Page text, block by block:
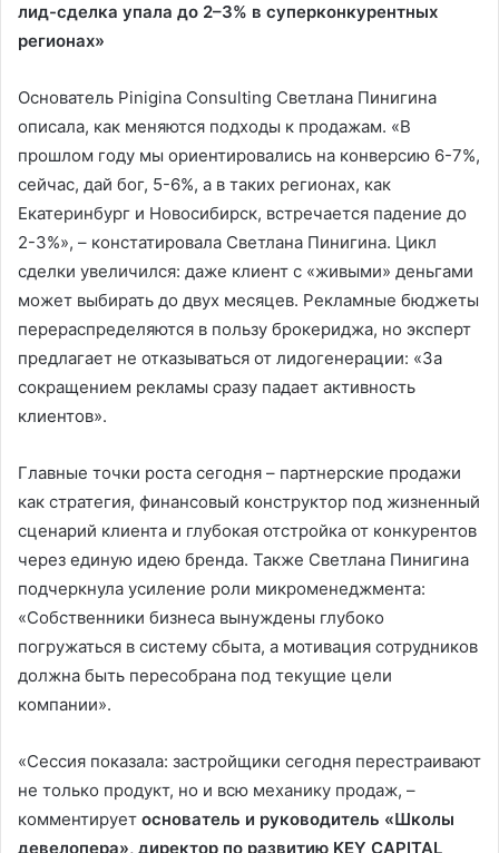
лид-сделка упала до 2–3% в суперконкурентных
регионах»
Основатель Pinigina Consulting Светлана Пинигина
описала, как меняются подходы к продажам. «В
прошлом году мы ориентировались на конверсию 6-7%,
сейчас, дай бог, 5-6%, а в таких регионах, как
Екатеринбург и Новосибирск, встречается падение до
2-3%», – констатировала Светлана Пинигина. Цикл
сделки увеличился: даже клиент с «живыми» деньгами
может выбирать до двух месяцев. Рекламные бюджеты
перераспределяются в пользу брокериджа, но эксперт
предлагает не отказываться от лидогенерации: «За
сокращением рекламы сразу падает активность
клиентов».
Главные точки роста сегодня – партнерские продажи
как стратегия, финансовый конструктор под жизненный
сценарий клиента и глубокая отстройка от конкурентов
через единую идею бренда. Также Светлана Пинигина
подчеркнула усиление роли микроменеджмента:
«Собственники бизнеса вынуждены глубоко
погружаться в систему сбыта, а мотивация сотрудников
должна быть пересобрана под текущие цели
компании».
«Сессия показала: застройщики сегодня перестраивают
не только продукт, но и всю механику продаж, –
комментирует основатель и руководитель «Школы
девелопера», директор по развитию KEY CAPITAL